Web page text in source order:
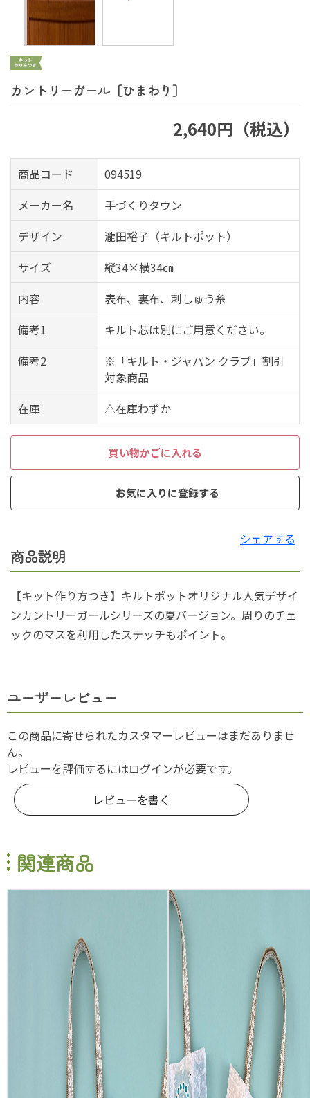
カントリーガール［ひまわり］
2,640円（税込）
商品コード
094519
メーカー名
手づくりタウン
デザイン
瀧田裕子（キルトポット）
サイズ
縦34×横34㎝
内容
表布、裏布、刺しゅう糸
備考1
キルト芯は別にご用意ください。
備考2
※「キルト・ジャパン クラブ」割引
対象商品
在庫
△在庫わずか
買い物かごに入れる
お気に入りに登録する
シェアする
商品説明
【キット作り方つき】キルトポットオリジナル人気デザイ
ンカントリーガールシリーズの夏バージョン。周りのチェ
ックのマスを利用したステッチもポイント。
ユーザーレビュー
この商品に寄せられたカスタマーレビューはまだありませ
ん。
レビューを評価するにはログインが必要です。
レビューを書く
関連商品